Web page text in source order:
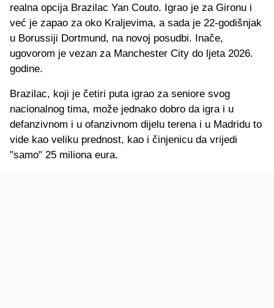
realna opcija Brazilac Yan Couto. Igrao je za Gironu i
već je zapao za oko Kraljevima, a sada je 22-godišnjak
u Borussiji Dortmund, na novoj posudbi. Inače,
ugovorom je vezan za Manchester City do ljeta 2026.
godine.
Brazilac, koji je četiri puta igrao za seniore svog
nacionalnog tima, može jednako dobro da igra i u
defanzivnom i u ofanzivnom dijelu terena i u Madridu to
vide kao veliku prednost, kao i činjenicu da vrijedi
"samo" 25 miliona eura.